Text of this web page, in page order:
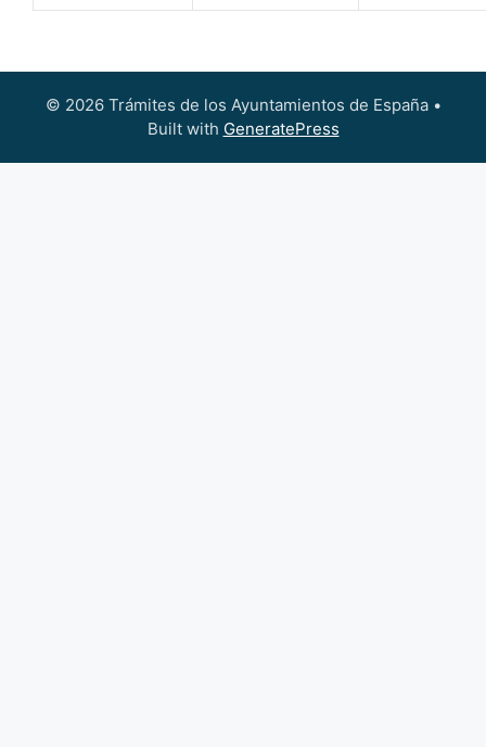
© 2026 Trámites de los Ayuntamientos de España•
Built with GeneratePress